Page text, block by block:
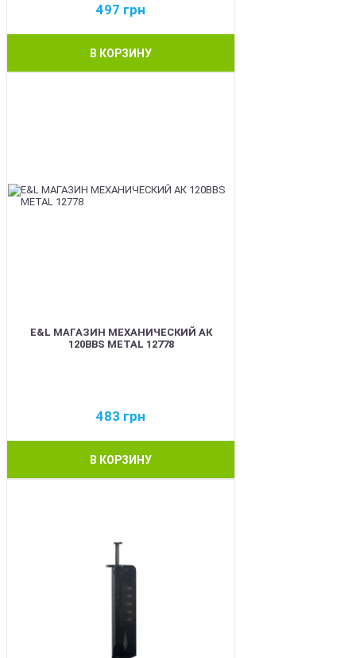
497 грн
В КОРЗИНУ
E&L МАГАЗИН МЕХАНИЧЕСКИЙ АК
120BBS METAL 12778
483 грн
В КОРЗИНУ